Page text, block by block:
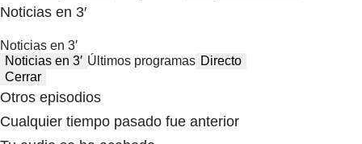
Noticias en 3′
Noticias en 3′
Noticias en 3′ Últimos programas Directo
Cerrar
Otros episodios
Cualquier tiempo pasado fue anterior